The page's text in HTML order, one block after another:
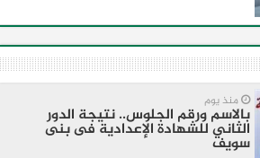
منذ يوم
بالاسم ورقم الجلوس.. نتيجة الدور
الثاني للشهادة الإعدادية فى بنى
سويف